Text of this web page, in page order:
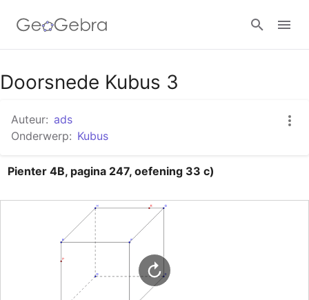
Google Classroom
GeoGebra Klaslokaal
Aanmelden
Doorsnede Kubus 3
Auteur: ads
Onderwerp: Kubus
Pienter 4B, pagina 247, oefening 33 c)